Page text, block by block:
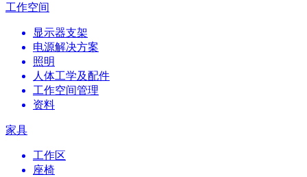
工作空间
显示器支架
电源解决方案
照明
人体工学及配件
工作空间管理
资料
家具
工作区
座椅